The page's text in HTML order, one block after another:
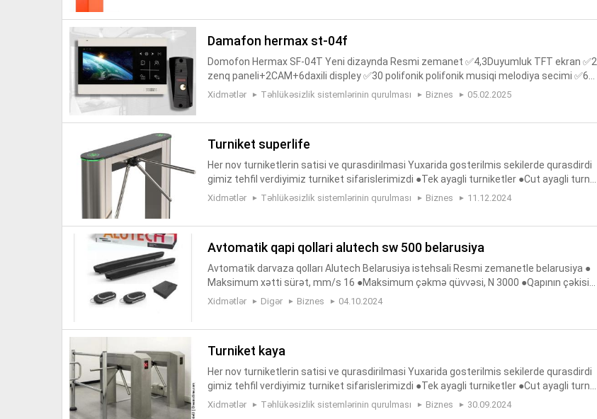
damafon hermax st-04f
Domofon Hermax SF-04T Yeni dizaynda Resmi zemanet ✅4,3Duyumluk TFT ekran ✅2
zenq paneli+2CAM+6daxili displey ✅30 polifonik polifonik musiqi melodiya secimi ✅60
0TVL,3,7MM Lens cixis duymesi ✅Ekran zamok acmaq funksiyasi Daha etrafli melum
Xidmətlər Təhlükəsizlik sistemlərinin qurulması Biznes 05.02.2025
turniket superlife
Her nov turniketlerin satisi ve qurasdirilmasi Yuxarida gosterilmis sekilerde qurasdirdi
gimiz tehfil verdiyimiz turniket sifarislerimizdi ●Tek ayagli turniketler ●Cut ayagli turnik
etler ●Uz taniyan turniketler ●Barmag izi turniketler Qurasdirilma pes...
Xidmətlər Təhlükəsizlik sistemlərinin qurulması Biznes 11.12.2024
avtomatik qapi qollari alutech sw 500 belarusiya
Avtomatik darvaza qolları Alutech Belarusiya istehsali Resmi zemanetle belarusiya ●
Maksimum xətti sürət, mm/s 16 ●Maksimum çəkmə qüvvəsi, N 3000 ●Qapının çəkisi,
bir qol üçüm maksimum 500kq ●Elektrik mühərrikinin gücü, 150Vt ●Tətbiq-Universal ●İ
Xidmətlər Digər Biznes 04.10.2024
turniket kaya
Her nov turniketlerin satisi ve qurasdirilmasi Yuxarida gosterilmis sekilerde qurasdirdi
gimiz tehfil verdiyimiz turniket sifarislerimizdi ●Tek ayagli turniketler ●Cut ayagli turnik
etler ●Uz taniyan turniketler ●Barmag izi turniketler Qurasdirilma pes...
Xidmətlər Təhlükəsizlik sistemlərinin qurulması Biznes 30.09.2024